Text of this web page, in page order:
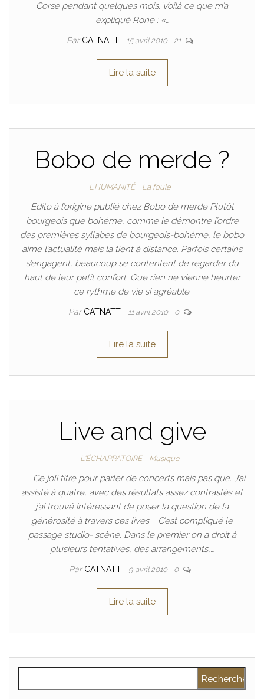
Corse pendant quelques mois. Voilà ce que m’a
expliqué Rone : «…
Par CATNATT 15 avril 2010 21
Lire la suite
Bobo de merde ?
L'HUMANITÉ La foule
Edito à l’origine publié chez Bobo de merde Plutôt
bourgeois que bohème, comme le démontre l’ordre
des premières syllabes de bourgeois-bohème, le bobo
aime l’actualité mais la tient à distance. Parfois certains
s’engagent, beaucoup se contentent de regarder du
haut de leur petit confort. Que rien ne vienne heurter
ce rythme de vie si agréable.
Par CATNATT 11 avril 2010 0
Lire la suite
Live and give
L'ÉCHAPPATOIRE Musique
Ce joli titre pour parler de concerts mais pas que. J’ai
assisté à quatre, avec des résultats assez contrastés et
j’ai trouvé intéressant de poser la question de la
générosité à travers ces lives. C’est compliqué le
passage studio- scène. Dans le premier on a droit à
plusieurs tentatives, des arrangements,…
Par CATNATT 9 avril 2010 0
Lire la suite